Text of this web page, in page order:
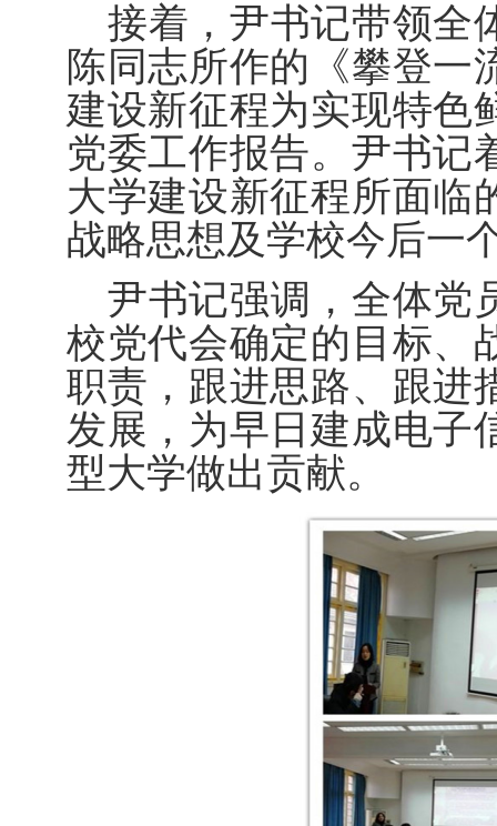
接着，尹书记带领全
陈同志所作的《攀登一
建设新征程为实现特色
党委工作报告。尹书记
大学建设新征程所面临
战略思想及学校今后一
尹书记强调，全体党
校党代会确定的目标、
职责，跟进思路、跟进
发展，为早日建成电子
型大学做出贡献。